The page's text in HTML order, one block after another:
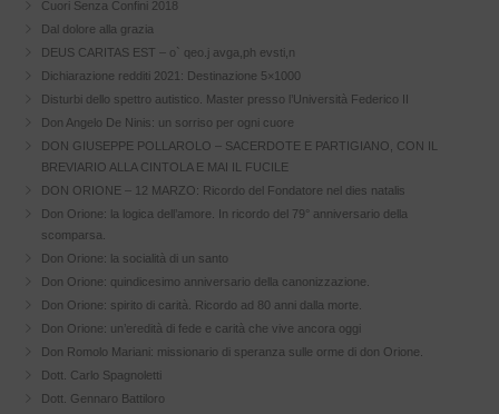
Cuori Senza Confini 2018
Dal dolore alla grazia
DEUS CARITAS EST – o` qeo.j avga,ph evsti,n
Dichiarazione redditi 2021: Destinazione 5×1000
Disturbi dello spettro autistico. Master presso l’Università Federico II
Don Angelo De Ninis: un sorriso per ogni cuore
DON GIUSEPPE POLLAROLO – SACERDOTE E PARTIGIANO, CON IL
BREVIARIO ALLA CINTOLA E MAI IL FUCILE
DON ORIONE – 12 MARZO: Ricordo del Fondatore nel dies natalis
Don Orione: la logica dell’amore. In ricordo del 79° anniversario della
scomparsa.
Don Orione: la socialità di un santo
Don Orione: quindicesimo anniversario della canonizzazione.
Don Orione: spirito di carità. Ricordo ad 80 anni dalla morte.
Don Orione: un’eredità di fede e carità che vive ancora oggi
Don Romolo Mariani: missionario di speranza sulle orme di don Orione.
Dott. Carlo Spagnoletti
Dott. Gennaro Battiloro